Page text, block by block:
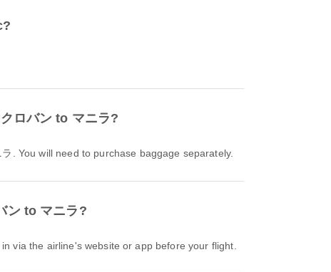
ロバン to マニラ?
. You will need to purchase baggage separately.
ン to マニラ?
via the airline's website or app before your flight.